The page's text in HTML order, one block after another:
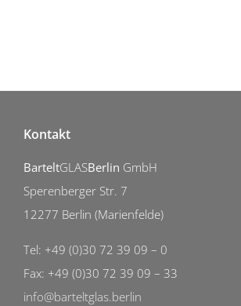
Kontakt
BarteltGLASBerlin GmbH
Sperenberger Str. 7
12277 Berlin (Marienfelde)
Tel: +49 (0)30 72 39 09 – 0
Fax: +49 (0)30 72 39 09 – 33
info@barteltglas.berlin